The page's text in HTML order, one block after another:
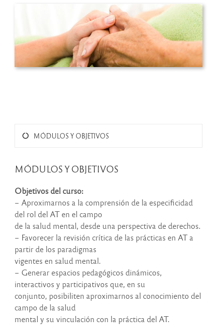
MÓDULOS Y OBJETIVOS
MÓDULOS Y OBJETIVOS
Objetivos del curso:
– Aproximarnos a la comprensión de la especificidad
del rol del AT en el campo
de la salud mental, desde una perspectiva de derechos.
– Favorecer la revisión crítica de las prácticas en AT a
partir de los paradigmas
vigentes en salud mental.
– Generar espacios pedagógicos dinámicos,
interactivos y participativos que, en su
conjunto, posibiliten aproximarnos al conocimiento del
campo de la salud
mental y su vinculación con la práctica del AT.